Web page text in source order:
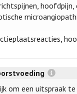
hoofdpijn,
om een uitspraak te